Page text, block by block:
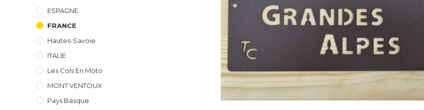
ESPAGNE
FRANCE
Hautes-Savoie
ITALIE
Les Cols En Moto
MONT VENTOUX
Pays Basque